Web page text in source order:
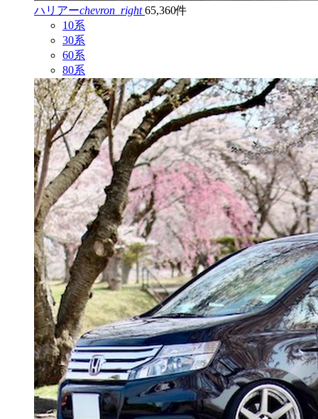
ハリアーchevron_right 65,360件
10系
30系
60系
80系